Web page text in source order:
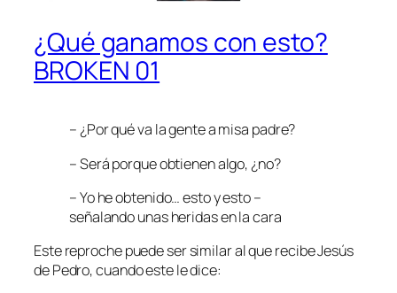
¿Qué ganamos con esto?
BROKEN 01
– ¿Por qué va la gente a misa padre?
– Será porque obtienen algo, ¿no?
– Yo he obtenido… esto y esto –
señalando unas heridas en la cara
Este reproche puede ser similar al que recibe Jesús
de Pedro, cuando este le dice: